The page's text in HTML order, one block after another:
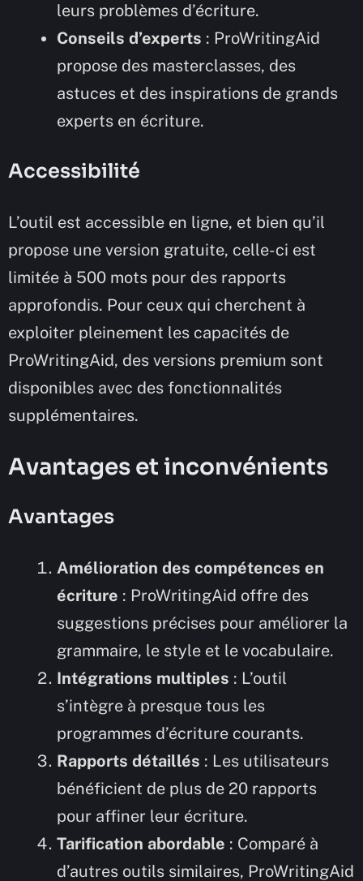
leurs problèmes d’écriture.
Conseils d’experts : ProWritingAid
propose des masterclasses, des
astuces et des inspirations de grands
experts en écriture.
Accessibilité
L’outil est accessible en ligne, et bien qu’il
propose une version gratuite, celle-ci est
limitée à 500 mots pour des rapports
approfondis. Pour ceux qui cherchent à
exploiter pleinement les capacités de
ProWritingAid, des versions premium sont
disponibles avec des fonctionnalités
supplémentaires.
Avantages et inconvénients
Avantages
Amélioration des compétences en
écriture : ProWritingAid offre des
suggestions précises pour améliorer la
grammaire, le style et le vocabulaire.
Intégrations multiples : L’outil
s’intègre à presque tous les
programmes d’écriture courants.
Rapports détaillés : Les utilisateurs
bénéficient de plus de 20 rapports
pour affiner leur écriture.
Tarification abordable : Comparé à
d’autres outils similaires, ProWritingAid